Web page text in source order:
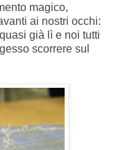
magico,
ai nostri occhi:
già lì e noi tutti
scorrere sul